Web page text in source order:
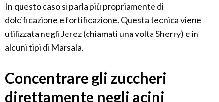
In questo caso si parla più propriamente di
dolcificazione e fortificazione. Questa tecnica viene
utilizzata negli Jerez (chiamati una volta Sherry) e in
alcuni tipi di Marsala.
Concentrare gli zuccheri
direttamente negli acini